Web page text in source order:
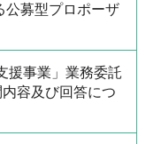
公募型プロポーザ
援事業」業務委託
容及び回答につ